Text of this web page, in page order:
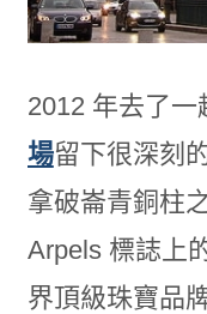
2012 年去了
場留下很深刻
拿破崙青銅柱
Arpels 標誌上
界頂級珠寶品